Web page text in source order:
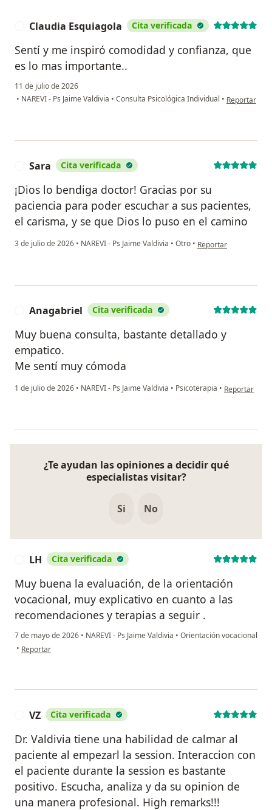
Claudia Esquiagola Cita verificada
Sentí y me inspiró comodidad y confianza, que
es lo mas importante..
11 de julio de 2026
• NAREVI - Ps Jaime Valdivia • Consulta Psicológica Individual • en opinión
Reportar
Sara Cita verificada
¡Dios lo bendiga doctor! Gracias por su
paciencia para poder escuchar a sus pacientes,
el carisma, y se que Dios lo puso en el camino
3 de julio de 2026 • NAREVI - Ps Jaime Valdivia • Otro • en opinión del
Reportar
Anagabriel Cita verificada
Muy buena consulta, bastante detallado y
empatico.
Me sentí muy cómoda
1 de julio de 2026 • NAREVI - Ps Jaime Valdivia • Psicoterapia • en opinión
Reportar
¿Te ayudan las opiniones a decidir qué
especialistas visitar?
Si No
LH Cita verificada
Muy buena la evaluación, de la orientación
vocacional, muy explicativo en cuanto a las
recomendaciones y terapias a seguir .
7 de mayo de 2026 • NAREVI - Ps Jaime Valdivia • Orientación vocacional
• en opinión del usuario LH
Reportar
VZ Cita verificada
Dr. Valdivia tiene una habilidad de calmar al
paciente al empezarl la session. Interaccion con
el paciente durante la session es bastante
positivo. Escucha, analiza y da su opinion de
una manera profesional. High remarks!!!